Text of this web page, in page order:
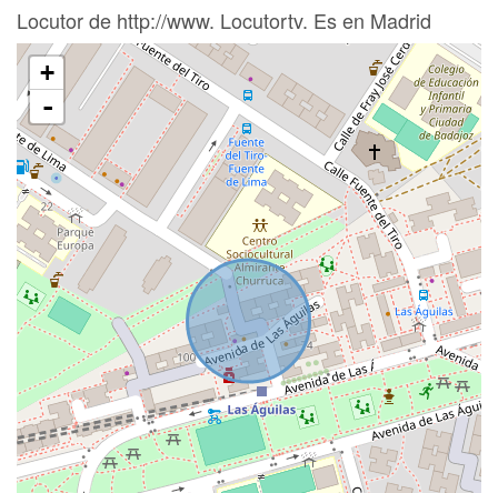
Locutor de http://www. Locutortv. Es en Madrid
+
-